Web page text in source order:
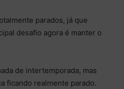
parados, já que
desafio agora é manter o
de intertemporada, mas
ficando realmente parado.